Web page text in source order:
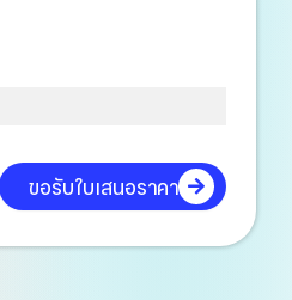
ขอรับใบเสนอราคา